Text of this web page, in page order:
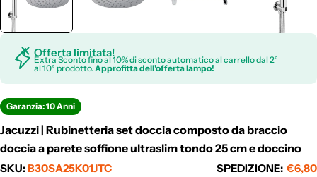
Offerta limitata!
Extra Sconto fino al 10% di sconto automatico al carrello dal 2°
al 10° prodotto.Approfitta dell'offerta lampo!
Garanzia: 10 Anni
Jacuzzi | Rubinetteria set doccia composto da braccio
doccia a parete soffione ultraslim tondo 25 cm e doccino
SKU:B30SA25K01JTC SPEDIZIONE: €6,80